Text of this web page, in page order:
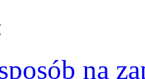
na